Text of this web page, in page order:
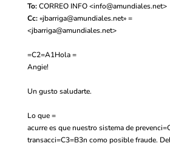
To: CORREO INFO <info@amundiales.net>
Cc: «jbarriga@amundiales.net» =
<jbarriga@amundiales.net>
=C2=A1Hola =
Angie!
Un gusto saludarte.
Lo que =
acurre es que nuestro sistema de
transacci=C3=B3n como posible fraude.